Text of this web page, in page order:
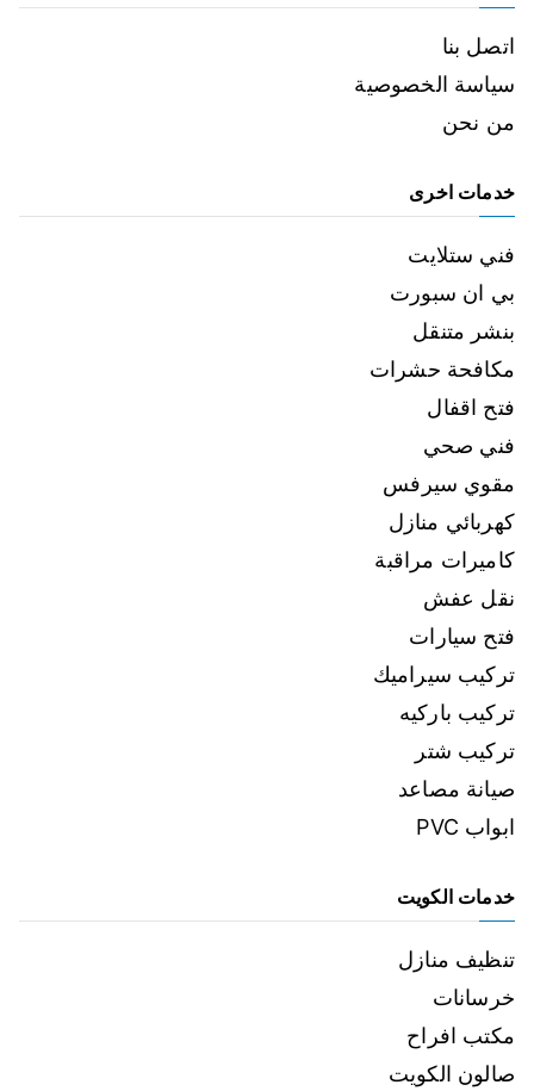
اتصل بنا
سياسة الخصوصية
من نحن
خدمات اخرى
فني ستلايت
بي ان سبورت
بنشر متنقل
مكافحة حشرات
فتح اقفال
فني صحي
مقوي سيرفس
كهربائي منازل
كاميرات مراقبة
نقل عفش
فتح سيارات
تركيب سيراميك
تركيب باركيه
تركيب شتر
صيانة مصاعد
ابواب PVC
خدمات الكويت
تنظيف منازل
خرسانات
مكتب افراح
صالون الكويت